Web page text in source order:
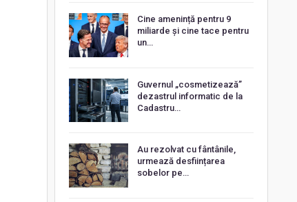
Cine amenință pentru 9
miliarde și cine tace pentru
un…
Guvernul „cosmetizează”
dezastrul informatic de la
Cadastru…
Au rezolvat cu fântânile,
urmează desființarea
sobelor pe…